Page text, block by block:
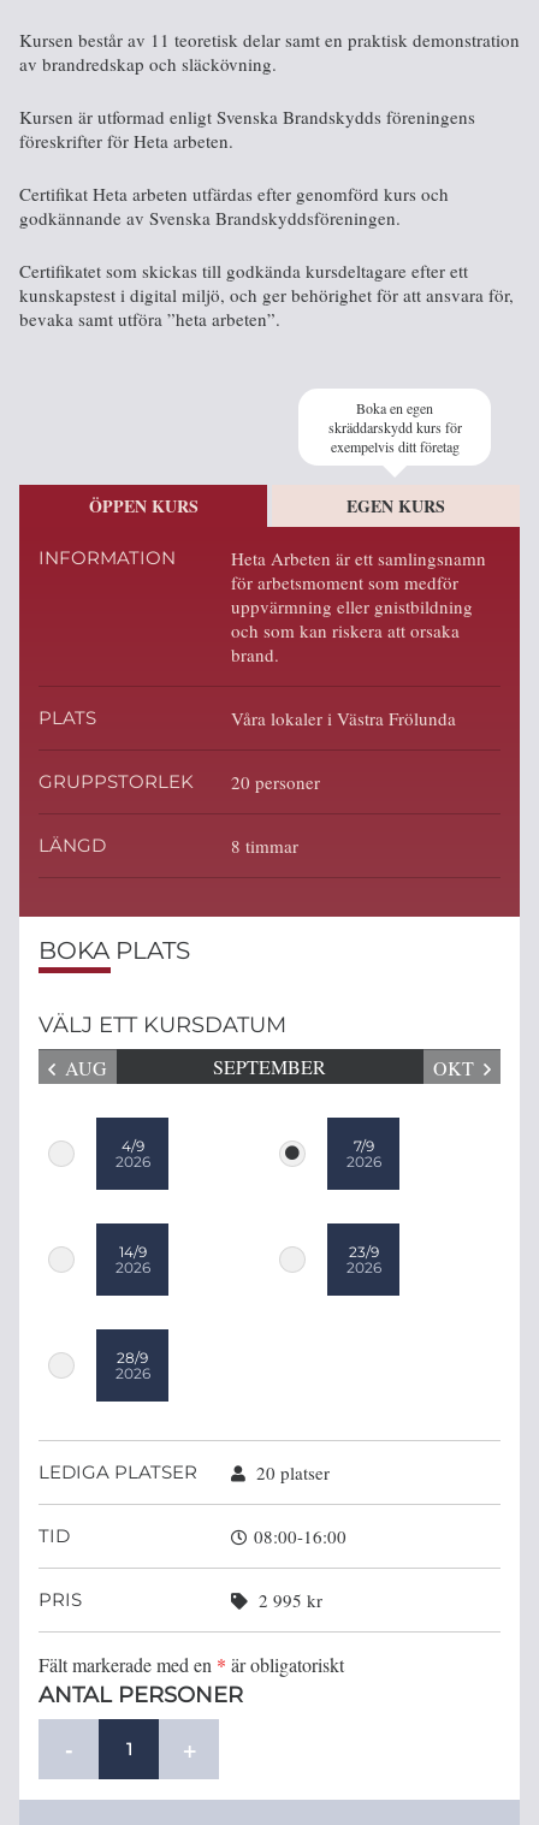
Kursen består av 11 teoretisk delar samt en praktisk demonstration
av brandredskap och släckövning.
Kursen är utformad enligt Svenska Brandskydds föreningens
föreskrifter för Heta arbeten.
Certifikat Heta arbeten utfärdas efter genomförd kurs och
godkännande av Svenska Brandskyddsföreningen.
Certifikatet som skickas till godkända kursdeltagare efter ett
kunskapstest i digital miljö, och ger behörighet för att ansvara för,
bevaka samt utföra ”heta arbeten”.
Boka en egen
skräddarskydd kurs för
exempelvis ditt företag
ÖPPEN KURS EGEN KURS
INFORMATION
Heta Arbeten är ett samlingsnamn
för arbetsmoment som medför
uppvärmning eller gnistbildning
och som kan riskera att orsaka
brand.
PLATS Våra lokaler i Västra Frölunda
GRUPPSTORLEK 20 personer
LÄNGD 8 timmar
BOKA PLATS
VÄLJ ETT KURSDATUM
AUG SEPTEMBER OKT
4/9
2026
7/9
2026
14/9
2026
23/9
2026
28/9
2026
LEDIGA PLATSER 20 platser
TID 08:00-16:00
PRIS 2 995 kr
Fält markerade med en * är obligatoriskt
ANTAL PERSONER
- +